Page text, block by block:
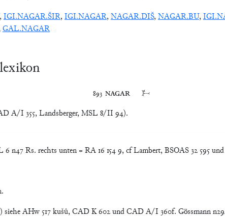
,IGI.NAGAR.ŠIR,IGI.NAGAR,NAGAR.DIŠ,NAGAR.BU,
GAL.NAGAR
NAGAR
	𒉄
A/I 355, Landsberger, MSL 8/II 94).
n47 Rs. rechts unten = RA 16 154 9, cf Lambert, BSOAS 32 595
AHw 517 kušû, CAD K 602 und CAD A/I 360f. Gössmann